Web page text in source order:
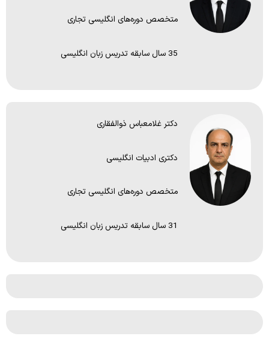
متخصص دوره‌های انگلیسی تجاری
35 سال سابقه تدریس زبان انگلیسی
دکتر غلامعباس ذوالفقاری
دکتری ادبیات انگلیسی
متخصص دوره‌های انگلیسی تجاری
31 سال سابقه تدریس زبان انگلیسی